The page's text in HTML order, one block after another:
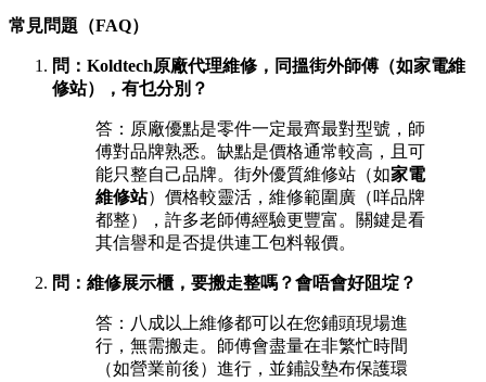
常見問題（FAQ）
問：Koldtech原廠代理維修，同搵街外師傅（如家電維
修站），有乜分別？
答：原廠優點是零件一定最齊最對型號，師
傅對品牌熟悉。缺點是價格通常較高，且可
能只整自己品牌。街外優質維修站（如家電
維修站）價格較靈活，維修範圍廣（咩品牌
都整），許多老師傅經驗更豐富。關鍵是看
其信譽和是否提供連工包料報價。
問：維修展示櫃，要搬走整嗎？會唔會好阻埞？
答：八成以上維修都可以在您鋪頭現場進
行，無需搬走。師傅會盡量在非繁忙時間
（如營業前後）進行，並鋪設墊布保護環